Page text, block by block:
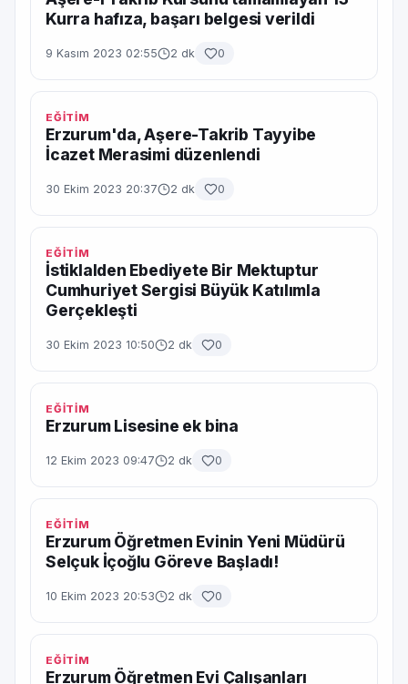
Kurra hafıza, başarı belgesi verildi
9 Kasım 2023 02:55 2 dk 0
EĞİTİM
Erzurum'da, Aşere-Takrib Tayyibe
İcazet Merasimi düzenlendi
30 Ekim 2023 20:37 2 dk 0
EĞİTİM
İstiklalden Ebediyete Bir Mektuptur
Cumhuriyet Sergisi Büyük Katılımla
Gerçekleşti
30 Ekim 2023 10:50 2 dk 0
EĞİTİM
Erzurum Lisesine ek bina
12 Ekim 2023 09:47 2 dk 0
EĞİTİM
Erzurum Öğretmen Evinin Yeni Müdürü
Selçuk İçoğlu Göreve Başladı!
10 Ekim 2023 20:53 2 dk 0
EĞİTİM
Erzurum Öğretmen Evi Çalışanları